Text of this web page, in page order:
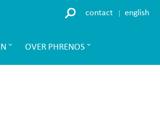
contact english
OVER PHRENOS